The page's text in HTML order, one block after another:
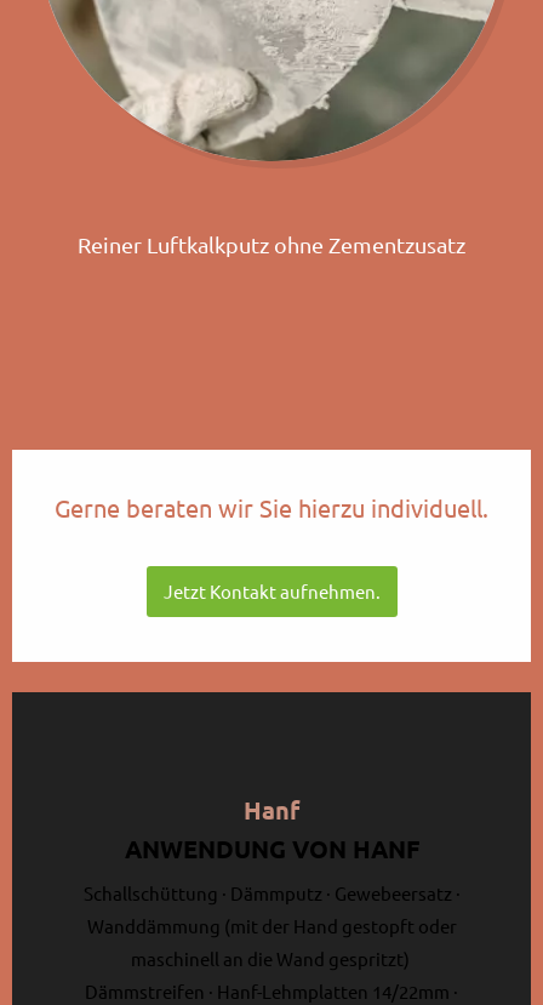
Reiner Luftkalkputz ohne Zementzusatz
Gerne beraten wir Sie hierzu individuell.
Jetzt Kontakt aufnehmen.
Hanf
ANWENDUNG VON HANF
Schallschüttung · Dämmputz · Gewebeersatz ·
Wanddämmung (mit der Hand gestopft oder
maschinell an die Wand gespritzt)
Dämmstreifen · Hanf-Lehmplatten 14/22mm ·